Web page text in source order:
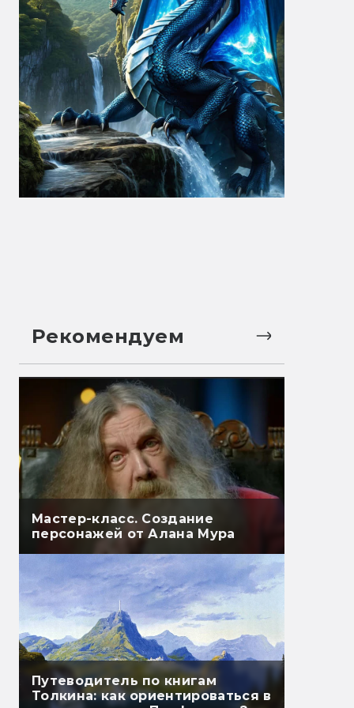
Рекомендуем
Мастер-класс. Создание
персонажей от Алана Мура
Путеводитель по книгам
Толкина: как ориентироваться в